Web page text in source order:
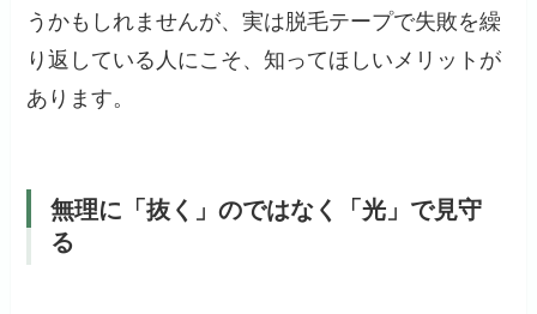
うかもしれませんが、実は脱毛テープで失敗を繰
り返している人にこそ、知ってほしいメリットが
あります。
無理に「抜く」のではなく「光」で見守
る